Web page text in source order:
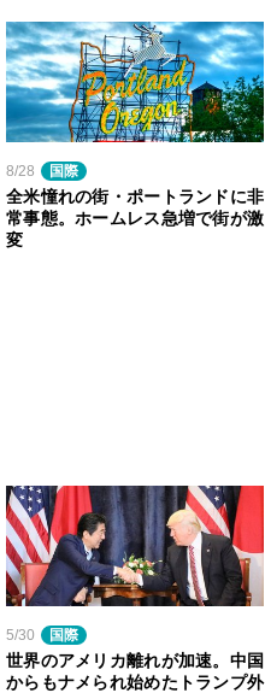
8/28 国際
全米憧れの街・ポートランドに非
常事態。ホームレス急増で街が激
変
5/30 国際
世界のアメリカ離れが加速。中国
からもナメられ始めたトランプ外